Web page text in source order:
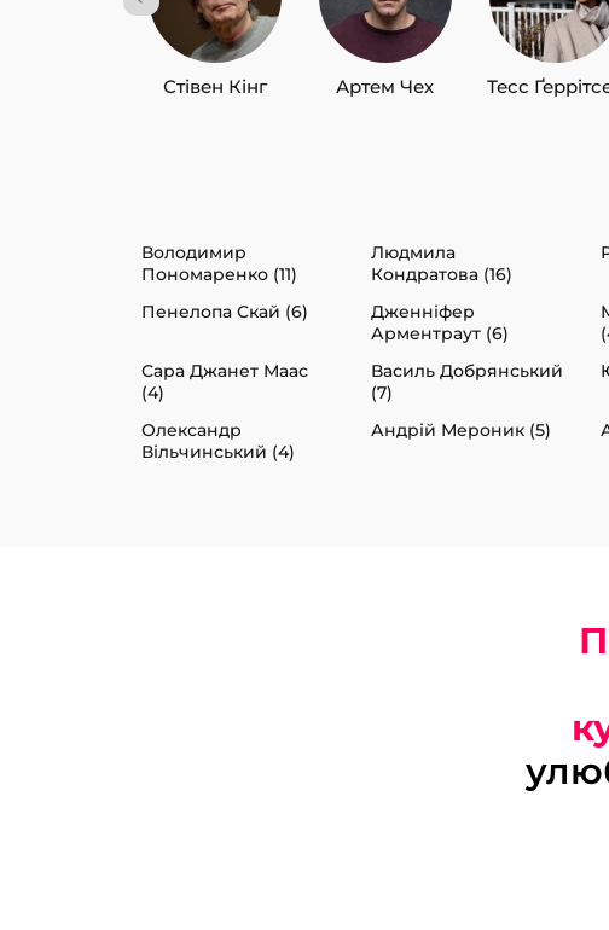
Стівен Кінг Артем Чех Тесс
Володимир
Пономаренко (11)
Людмила
Кондратова (16)
Пенелопа Скай (6)
Дженніфер
Арментраут (6)
Сара Джанет Маас
(4)
Василь Добрянський
(7)
Олександр
Вільчинський (4)
Андрій Мероник (5)